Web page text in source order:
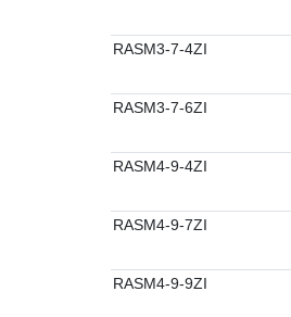
RASM3-7-4ZI
RASM3-7-6ZI
RASM4-9-4ZI
RASM4-9-7ZI
RASM4-9-9ZI